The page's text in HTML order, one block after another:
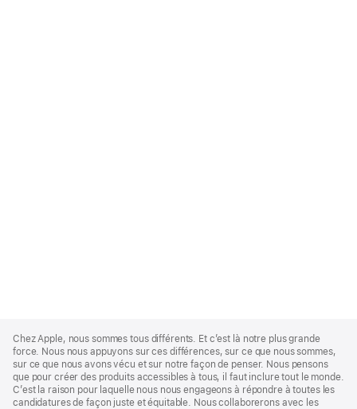
Footer
Chez Apple, nous sommes tous différents. Et c’est là notre plus grande
force. Nous nous appuyons sur ces différences, sur ce que nous sommes,
sur ce que nous avons vécu et sur notre façon de penser. Nous pensons
que pour créer des produits accessibles à tous, il faut inclure tout le monde.
C’est la raison pour laquelle nous nous engageons à répondre à toutes les
candidatures de façon juste et équitable. Nous collaborerons avec les